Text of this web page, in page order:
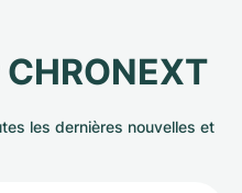
les dernières nouvelles et